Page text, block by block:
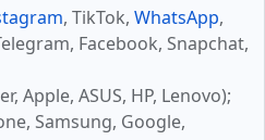
, TikTok, WhatsApp,
Facebook, Snapchat,
Apple, ASUS, HP, Lenovo);
Samsung, Google,